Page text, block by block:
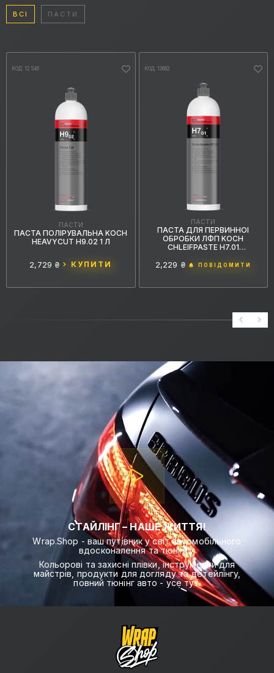
ВСІ ПАСТИ
КОД: 12546
ПАСТИ
ПАСТА ПОЛІРУВАЛЬНА KOCH
HEAVYCUT H9.02 1 Л
2,729 ₴ КУПИТИ
КОД: 13682
ПАСТИ
ПАСТА ДЛЯ ПЕРВИННОЇ
ОБРОБКИ ЛФП KOCH
CHLEIFPASTE H7.01
2,229 ₴ ПОВІДОМИТИ
СТАЙЛІНГ – НАШЕ ЖИТТЯ!
Wrap.Shop - ваш путівник у світ автомобільного
вдосконалення та тюнінгу.
Кольорові та захисні плівки, інструменти для
майстрів, продукти для догляду та детейлінгу,
повний тюнінг авто - усе тут.